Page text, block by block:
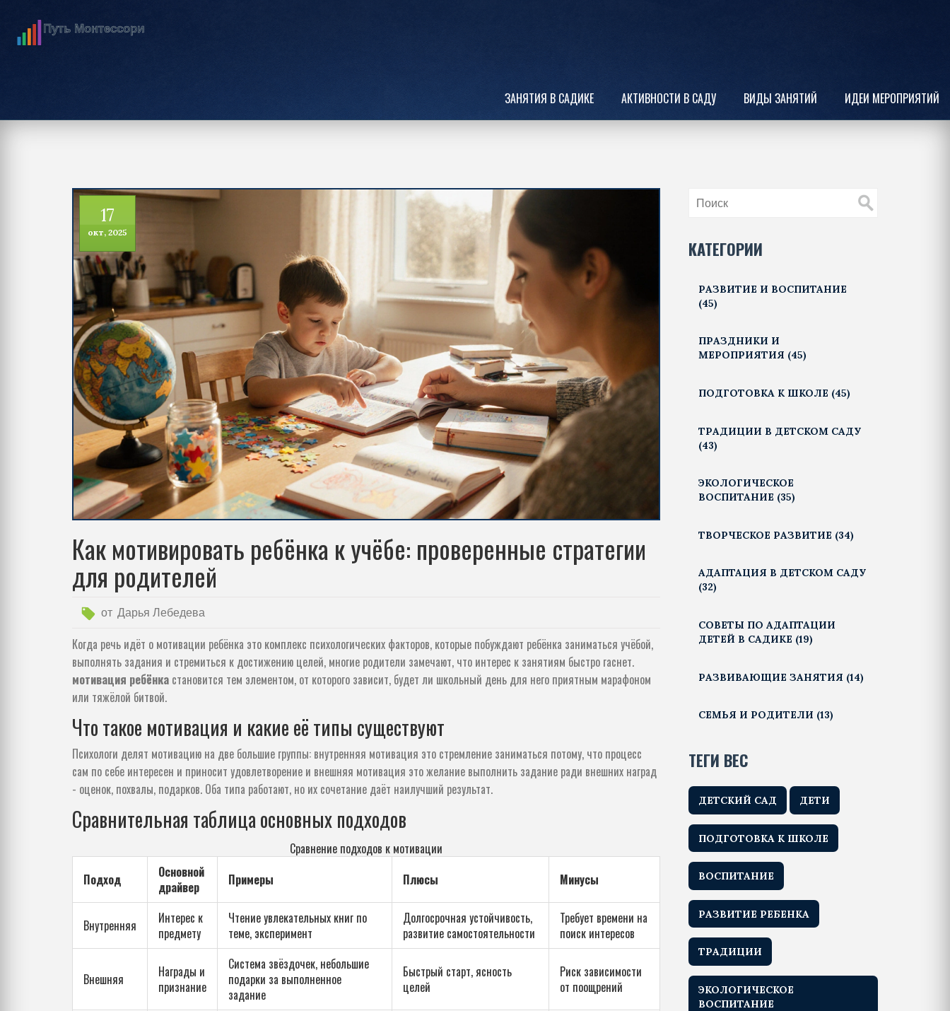
ЗАНЯТИЯ В САДИКЕ АКТИВНОСТИ В САДУ ВИДЫ ЗАНЯТИЙ ИДЕИ МЕРОПРИЯТИЙ
17
окт, 2025
Как мотивировать ребёнка к учёбе: проверенные стратегии
для родителей
от Дарья Лебедева
Когда речь идёт о мотивации ребёнка это комплекс психологических факторов, которые побуждают ребёнка заниматься учёбой,
выполнять задания и стремиться к достижению целей, многие родители замечают, что интерес к занятиям быстро гаснет.
мотивация ребёнка становится тем элементом, от которого зависит, будет ли школьный день для него приятным марафоном
или тяжёлой битвой.
Что такое мотивация и какие её типы существуют
Психологи делят мотивацию на две большие группы: внутренняя мотивация это стремление заниматься потому, что процесс
сам по себе интересен и приносит удовлетворение и внешняя мотивация это желание выполнить задание ради внешних наград
- оценок, похвалы, подарков. Оба типа работают, но их сочетание даёт наилучший результат.
Сравнительная таблица основных подходов
Сравнение подходов к мотивации
Подход
Основной
драйвер
Примеры Плюсы Минусы
Внутренняя
Интерес к
предмету
Чтение увлекательных книг по
теме, эксперимент
Долгосрочная устойчивость,
развитие самостоятельности
Требует времени на
поиск интересов
Внешняя
Награды и
признание
Система звёздочек, небольшие
подарки за выполненное
задание
Быстрый старт, ясность
целей
Риск зависимости
от поощрений
КАТЕГОРИИ
РАЗВИТИЕ И ВОСПИТАНИЕ
(45)
ПРАЗДНИКИ И
МЕРОПРИЯТИЯ (45)
ПОДГОТОВКА К ШКОЛЕ (45)
ТРАДИЦИИ В ДЕТСКОМ САДУ
(43)
ЭКОЛОГИЧЕСКОЕ
ВОСПИТАНИЕ (35)
ТВОРЧЕСКОЕ РАЗВИТИЕ (34)
АДАПТАЦИЯ В ДЕТСКОМ САДУ
(32)
СОВЕТЫ ПО АДАПТАЦИИ
ДЕТЕЙ В САДИКЕ (19)
РАЗВИВАЮЩИЕ ЗАНЯТИЯ (14)
СЕМЬЯ И РОДИТЕЛИ (13)
ТЕГИ ВЕС
ДЕТСКИЙ САД ДЕТИ
ПОДГОТОВКА К ШКОЛЕ
ВОСПИТАНИЕ
РАЗВИТИЕ РЕБЕНКА
ТРАДИЦИИ
ЭКОЛОГИЧЕСКОЕ
ВОСПИТАНИЕ